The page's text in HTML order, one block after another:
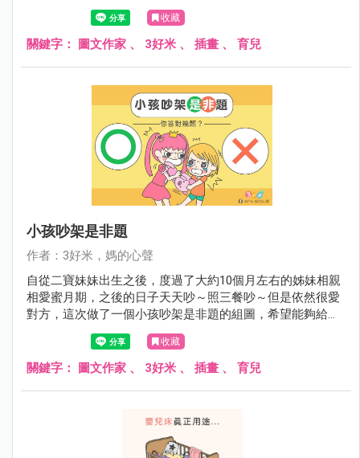
收藏
關鍵字： 圖文作家 、 3好米 、 插畫 、 育兒
小孩吵架是非題
作者：3好米，媽的心聲
自從二寶妹妹出生之後，度過了大約10個月左右的姊妹相親
相愛蜜月期，之後的日子天天吵～照三餐吵～但是依然很愛
對方，這次做了一個小孩吵架是非題的組圖，希望能夠給為
此感到困擾的爸爸媽媽們一個參考，祝大家育兒順利啦！
收藏
關鍵字： 圖文作家 、 3好米 、 插畫 、 育兒